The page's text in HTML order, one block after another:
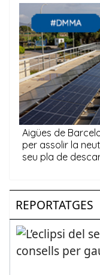
REPORTATGES